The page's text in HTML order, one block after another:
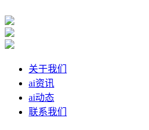
关于我们
ai资讯
ai动态
联系我们